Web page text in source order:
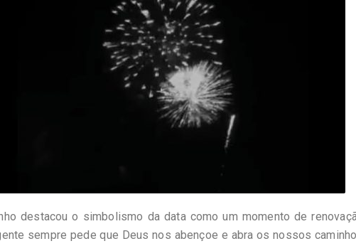
destacou o simbolismo da data como um momento de
sempre pede que Deus nos abençoe e abra os nossos